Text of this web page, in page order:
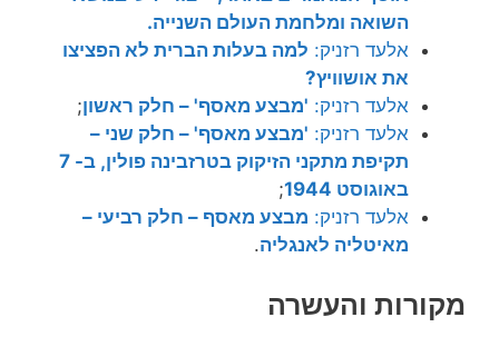
השואה ומלחמת העולם השנייה.
אלעד רזניק: למה בעלות הברית לא הפציצו
את אושוויץ?
אלעד רזניק: 'מבצע מאסף' – חלק ראשון;
אלעד רזניק: 'מבצע מאסף' – חלק שני –
תקיפת מתקני הזיקוק בטרזבינה פולין, ב- 7
באוגוסט 1944
;
אלעד רזניק: מבצע מאסף – חלק רביעי –
מאיטליה לאנגליה.
מקורות והעשרה